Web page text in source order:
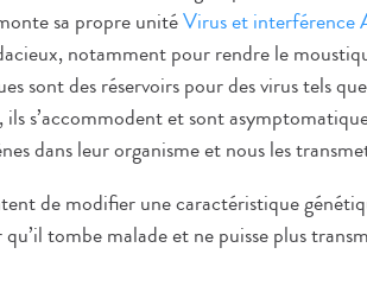
sa propre unitéVirus et interférence
notamment pour rendre le
sont des réservoirs pour des virus tels
s’accommodent et sont
dans leur organisme et nous les
de modifier une caractéristique
tombe malade et ne puisse plus